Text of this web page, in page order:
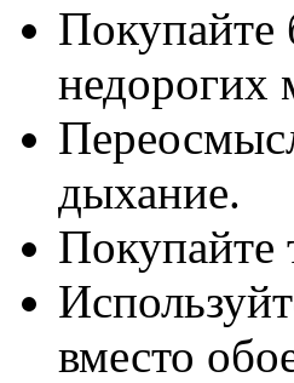
Покупайте
недорогих
дыхание.
Покупайте
вместо